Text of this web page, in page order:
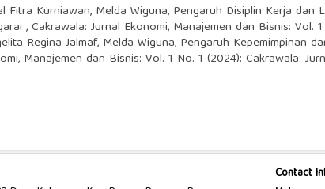
Fitra Kurniawan, Melda Wiguna, Pengaruh Disiplin Kerja dan
,Cakrawala: Jurnal Ekonomi, Manajemen dan Bisnis: Vol.
Regina Jalmaf, Melda Wiguna, Pengaruh Kepemimpinan
Manajemen dan Bisnis: Vol. 1 No. 1 (2024): Cakrawala:
Contact